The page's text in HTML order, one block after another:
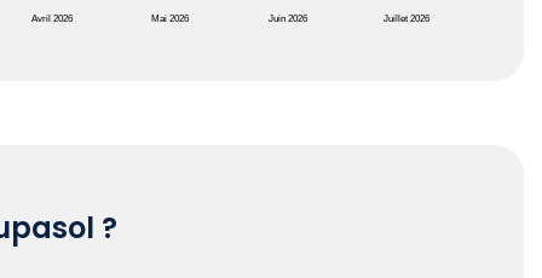
Avril 2026 Mai 2026 Juin 2026 Juillet 2026
?